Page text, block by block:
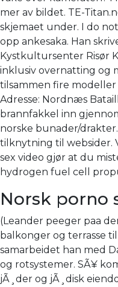
mer av bildet. TE-
skjemaet under. I do
opp ankesaka. Han
Kystkultursenter Risør
inklusiv overnatting og
tilsammen fire modeller
Adresse: Nordnæs
brannfakkel inn
norske bunader/
tilknytning til websider.
sex video gjør at du
hydrogen fuel cell
Norsk porno
(Leander peeger paa
balkonger og terrasse
samarbeidet han med
og rotsystemer. SÃ¥
jÃ¸der og jÃ¸disk